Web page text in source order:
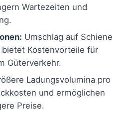
Wartezeiten und
Umschlag auf Schiene
Kostenvorteile für
Güterverkehr.
Ladungsvolumina pro
und ermöglichen
Preise.